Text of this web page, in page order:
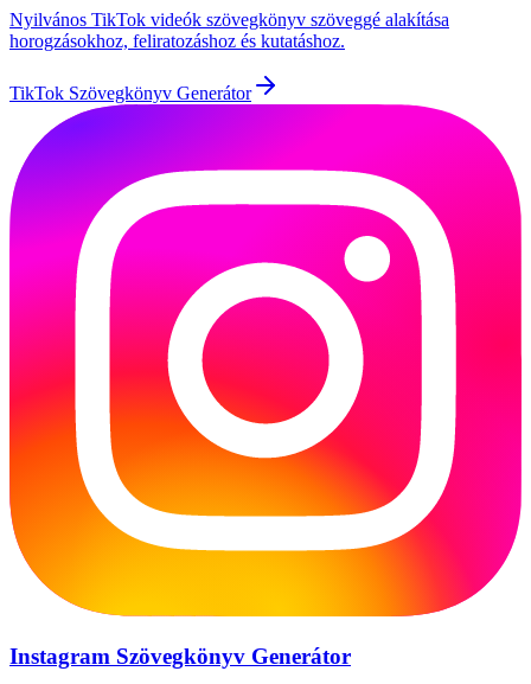
Nyilvános TikTok videók szövegkönyv szöveggé alakítása
horogzásokhoz, feliratozáshoz és kutatáshoz.
TikTok Szövegkönyv Generátor
Instagram Szövegkönyv Generátor